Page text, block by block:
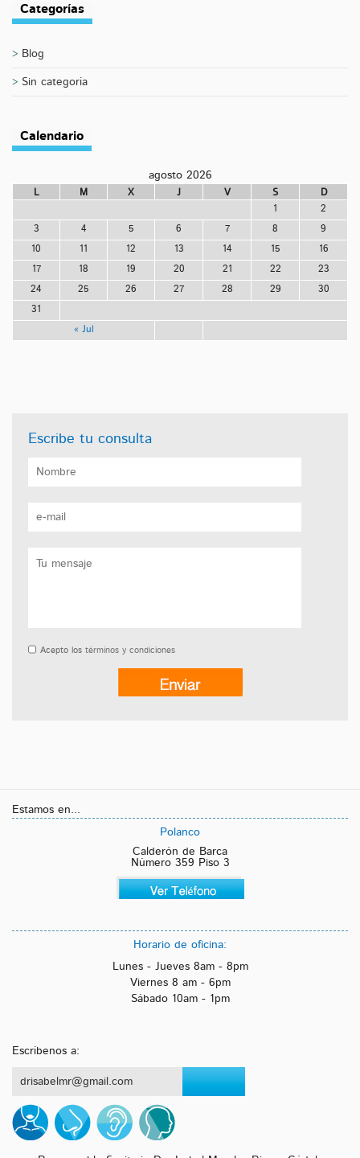
Categorías
Blog
Sin categoría
Calendario
agosto 2026
L M X J V S D
« Jul
1 2
3 4 5 6 7 8 9
10 11 12 13 14 15 16
17 18 19 20 21 22 23
24 25 26 27 28 29 30
31
Escribe tu consulta
Acepto los términos y condiciones
Estamos en...
Polanco
Calderón de Barca
Número 359 Piso 3
Horario de oficina:
Lunes - Jueves 8am - 8pm
Viernes 8 am - 6pm
Sábado 10am - 1pm
Escríbenos a:
drisabelmr@gmail.com